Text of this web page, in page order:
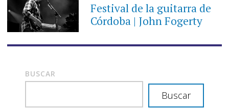
Festival de la guitarra de
Córdoba | John Fogerty
BUSCAR
Buscar